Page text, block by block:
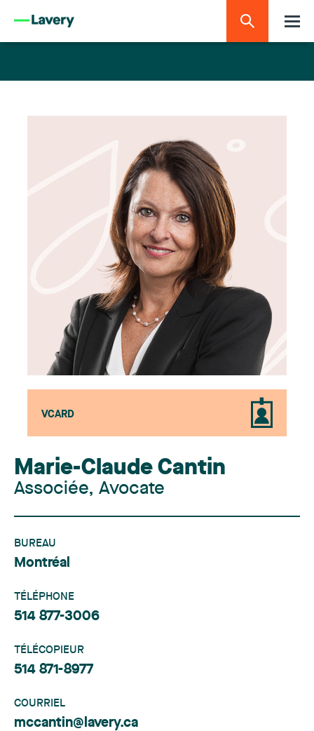
VCARD
Marie-Claude Cantin
Associée, Avocate
BUREAU
Montréal
TÉLÉPHONE
514 877-3006
TÉLÉCOPIEUR
514 871-8977
COURRIEL
mccantin@lavery.ca